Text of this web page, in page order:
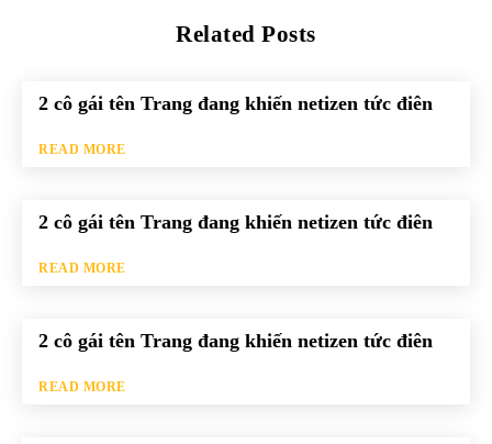
Related Posts
2 cô gái tên Trang đang khiến netizen tức điên
READ MORE
2 cô gái tên Trang đang khiến netizen tức điên
READ MORE
2 cô gái tên Trang đang khiến netizen tức điên
READ MORE